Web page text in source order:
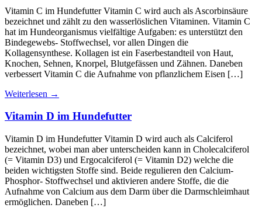
Vitamin C im Hundefutter Vitamin C wird auch als Ascorbinsäure
bezeichnet und zählt zu den wasserlöslichen Vitaminen. Vitamin C
hat im Hundeorganismus vielfältige Aufgaben: es unterstützt den
Bindegewebs- Stoffwechsel, vor allen Dingen die
Kollagensynthese. Kollagen ist ein Faserbestandteil von Haut,
Knochen, Sehnen, Knorpel, Blutgefässen und Zähnen. Daneben
verbessert Vitamin C die Aufnahme von pflanzlichem Eisen […]
Weiterlesen →
Vitamin D im Hundefutter
Vitamin D im Hundefutter Vitamin D wird auch als Calciferol
bezeichnet, wobei man aber unterscheiden kann in Cholecalciferol
(= Vitamin D3) und Ergocalciferol (= Vitamin D2) welche die
beiden wichtigsten Stoffe sind. Beide regulieren den Calcium-
Phosphor- Stoffwechsel und aktivieren andere Stoffe, die die
Aufnahme von Calcium aus dem Darm über die Darmschleimhaut
ermöglichen. Daneben […]